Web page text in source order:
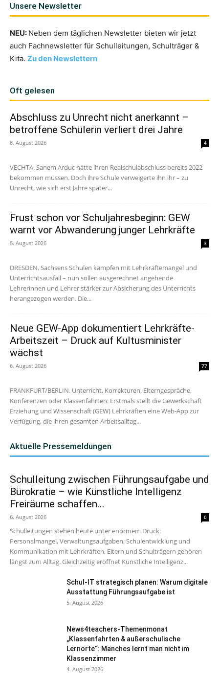
Unsere Newsletter
NEU: Neben dem täglichen Newsletter bieten wir jetzt
auch Fachnewsletter für Schulleitungen, Schulträger &
Kita. Zu den Newslettern
Oft gelesen
Abschluss zu Unrecht nicht anerkannt –
betroffene Schülerin verliert drei Jahre
8. August 2026 4
VECHTA. Sanem Arduc hätte ihren Realschulabschluss bereits 2022
bekommen müssen. Doch ihre Schule verweigerte ihn ihr – zu
Unrecht, wie sich erst Jahre später...
Frust schon vor Schuljahresbeginn: GEW
warnt vor Abwanderung junger Lehrkräfte
8. August 2026 3
DRESDEN. Sachsens Schulen kämpfen mit Lehrkräftemangel und
Unterrichtsausfall – nun sollen ausgerechnet angehende
Lehrerinnen und Lehrer stärker zur Absicherung des Unterrichts
herangezogen werden. Die...
Neue GEW-App dokumentiert Lehrkräfte-
Arbeitszeit – Druck auf Kultusminister
wächst
6. August 2026 77
FRANKFURT/BERLIN. Unterricht, Korrekturen, Elterngespräche,
Konferenzen oder Klassenfahrten: Erstmals stellt die Gewerkschaft
Erziehung und Wissenschaft (GEW) Lehrkräften eine Web-App zur
Verfügung, die ihren gesamten Arbeitsalltag...
Aktuelle Pressemeldungen
Schulleitung zwischen Führungsaufgabe und
Bürokratie – wie Künstliche Intelligenz
Freiräume schaffen...
6. August 2026 0
Schulleitungen stehen heute unter enormem Druck:
Personalmangel, Verwaltungsaufgaben, Schulentwicklung und
Kommunikation mit Lehrkräften, Eltern und Schulträgern gehören
längst zum Alltag. Gleichzeitig eröffnet Künstliche Intelligenz...
Schul-IT strategisch planen: Warum digitale
Ausstattung Führungsaufgabe ist
5. August 2026
News4teachers-Themenmonat
„Klassenfahrten & außerschulische
Lernorte“: Manches lernt man nicht im
Klassenzimmer
4. August 2026